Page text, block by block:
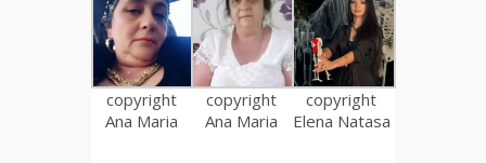
copyright
Ana Maria
copyright
Ana Maria
copyright
Elena Natasa